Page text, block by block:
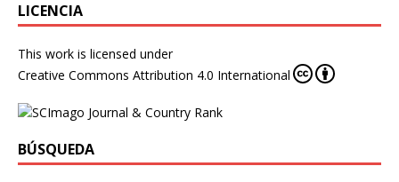
LICENCIA
This work is licensed under
Creative Commons Attribution 4.0 International
BÚSQUEDA